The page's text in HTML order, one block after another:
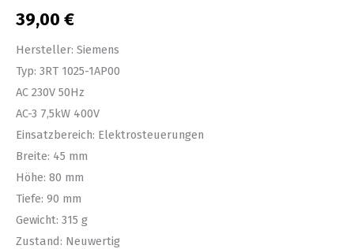
39,00 €
Hersteller: Siemens
Typ: 3RT 1025-1AP00
AC 230V 50Hz
AC-3 7,5kW 400V
Einsatzbereich: Elektrosteuerungen
Breite: 45 mm
Höhe: 80 mm
Tiefe: 90 mm
Gewicht: 315 g
Zustand: Neuwertig